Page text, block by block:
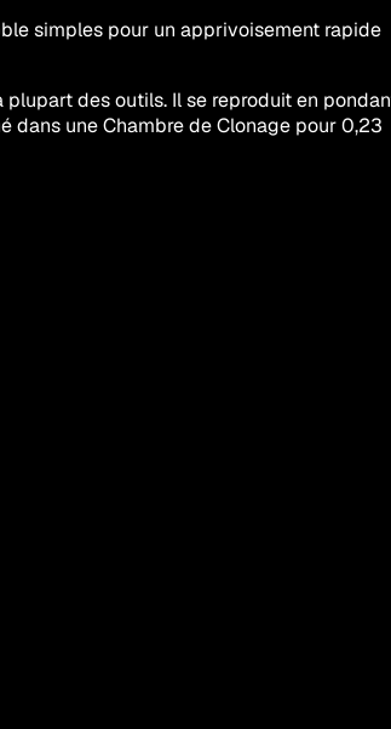
simples pour un apprivoisement rapide
des outils. Il se reproduit en
dans une Chambre de Clonage pour 0,23